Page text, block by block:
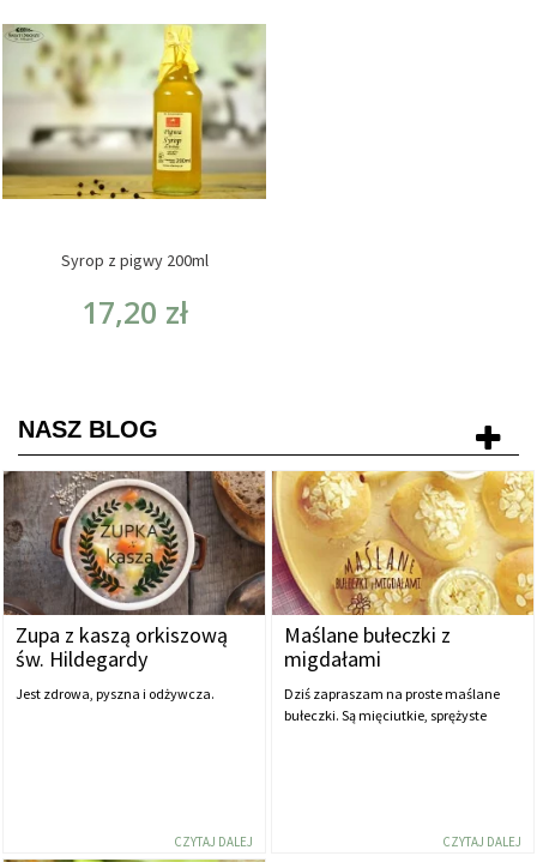
Syrop z pigwy 200ml
17,20 zł
NASZ BLOG
Zupa z kaszą orkiszową
św. Hildegardy
Jest zdrowa, pyszna i odżywcza.
CZYTAJ DALEJ
Maślane bułeczki z
migdałami
Dziś zapraszam na proste maślane
bułeczki. Są mięciutkie, sprężyste
CZYTAJ DALEJ